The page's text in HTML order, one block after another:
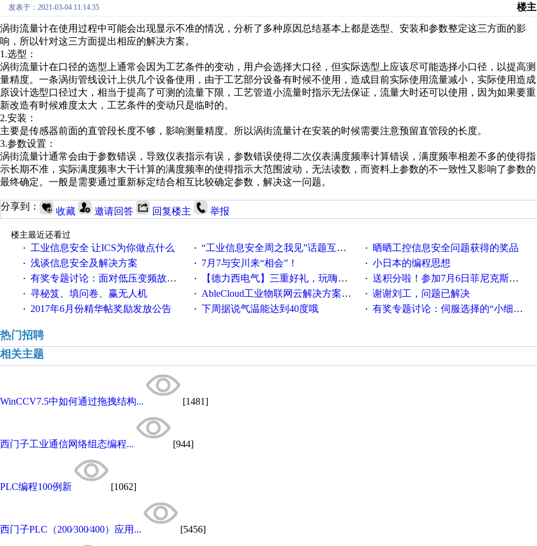
发表于：2021-03-04 11:14:35 楼主
涡街流量计在使用过程中可能会出现显示不准的情况，分析了多种原因总结基本上都是选型、安装和参数整定这三方面的影
响，所以针对这三方面提出相应的解决方案。
1.选型：
涡街流量计在口径的选型上通常会因为工艺条件的变动，用户会选择大口径，但实际选型上应该尽可能选择小口径，以提高测
量精度。一条涡街管线设计上供几个设备使用，由于工艺部分设备有时候不使用，造成目前实际使用流量减小，实际使用造成
原设计选型口径过大，相当于提高了可测的流量下限，工艺管道小流量时指示无法保证，流量大时还可以使用，因为如果要重
新改造有时候难度太大，工艺条件的变动只是临时的。
2.安装：
主要是传感器前面的直管段长度不够，影响测量精度。所以涡街流量计在安装的时候需要注意预留直管段的长度。
3.参数设置：
涡街流量计通常会由于参数错误，导致仪表指示有误，参数错误使得二次仪表满度频率计算错误，满度频率相差不多的使得指
示长期不准，实际满度频率大干计算的满度频率的使得指示大范围波动，无法读数，而资料上参数的不一致性又影响了参数的
最终确定。一般是需要通过重新标定结合相互比较确定参数 ，解决这一问题。
分享到： 收藏 邀请回答 回复楼主 举报
楼主最近还看过
·
工业信息安全 让ICS为你做点什么 · “工业信息安全周之我见”话题互动获奖名单发布公告 · 晒晒工控信息安全问题获得的奖品
· 浅谈信息安全及解决方案 · 7月7与安川来“相会”！ · 小日本的编程思想
· 有奖专题讨论：面对低压变频故障，老手是这样解决的！ · 【德力西电气】三重好礼，玩嗨夏日！ · 送积分啦！参加7月6日菲尼克斯在线研讨会即得
· 寻秘笈、填问卷、赢无人机 · AbleCloud工业物联网云解决方案实践及应用 · 谢谢刘工，问题已解决
· 2017年6月份精华帖奖励发放公告 · 下周据说气温能达到40度哦 · 有奖专题讨论：伺服选择的“小细节大学问”奖励公告
热门招聘
相关主题
WinCCV7.5中如何通过拖拽结构... [1481]
西门子工业通信网络组态编程... [944]
PLC编程100例新 [1062]
西门子PLC（200∕300∕400）应用... [5456]